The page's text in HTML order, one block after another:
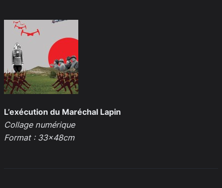
L’exécution du Maréchal Lapin
Collage numérique
Format : 33x48cm